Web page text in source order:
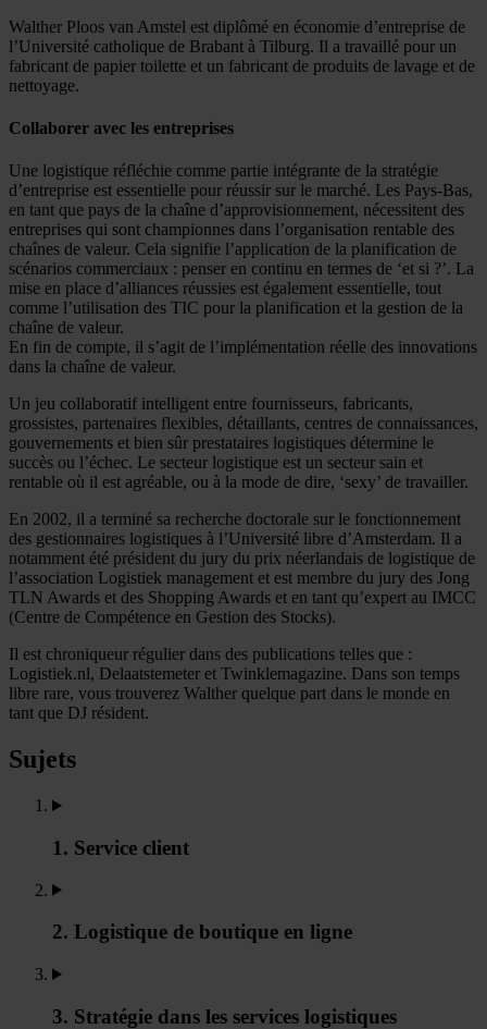
Walther Ploos van Amstel est diplômé en économie d’entreprise de
l’Université catholique de Brabant à Tilburg. Il a travaillé pour un
fabricant de papier toilette et un fabricant de produits de lavage et de
nettoyage.
Collaborer avec les entreprises
Une logistique réfléchie comme partie intégrante de la stratégie
d’entreprise est essentielle pour réussir sur le marché. Les Pays-Bas,
en tant que pays de la chaîne d’approvisionnement, nécessitent des
entreprises qui sont championnes dans l’organisation rentable des
chaînes de valeur. Cela signifie l’application de la planification de
scénarios commerciaux : penser en continu en termes de ‘et si ?’. La
mise en place d’alliances réussies est également essentielle, tout
comme l’utilisation des TIC pour la planification et la gestion de la
chaîne de valeur.
En fin de compte, il s’agit de l’implémentation réelle des innovations
dans la chaîne de valeur.
Un jeu collaboratif intelligent entre fournisseurs, fabricants,
grossistes, partenaires flexibles, détaillants, centres de connaissances,
gouvernements et bien sûr prestataires logistiques détermine le
succès ou l’échec. Le secteur logistique est un secteur sain et
rentable où il est agréable, ou à la mode de dire, ‘sexy’ de travailler.
En 2002, il a terminé sa recherche doctorale sur le fonctionnement
des gestionnaires logistiques à l’Université libre d’Amsterdam. Il a
notamment été président du jury du prix néerlandais de logistique de
l’association Logistiek management et est membre du jury des Jong
TLN Awards et des Shopping Awards et en tant qu’expert au IMCC
(Centre de Compétence en Gestion des Stocks).
Il est chroniqueur régulier dans des publications telles que :
Logistiek.nl, Delaatstemeter et Twinklemagazine. Dans son temps
libre rare, vous trouverez Walther quelque part dans le monde en
tant que DJ résident.
Sujets
1. Service client
2. Logistique de boutique en ligne
3. Stratégie dans les services logistiques